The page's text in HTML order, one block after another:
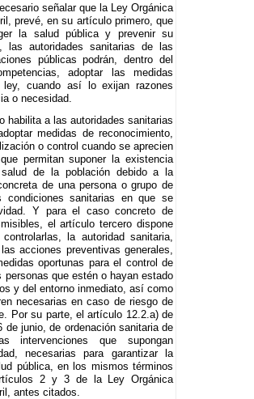
señalar que la Ley Orgánica
prevé, en su artículo primero, que
la salud pública y prevenir su
las autoridades sanitarias de las
públicas podrán, dentro del
adoptar las medidas
cuando así lo exijan razones
o necesidad.
habilita a las autoridades sanitarias
medidas de reconocimiento,
o control cuando se aprecien
permitan suponer la existencia
de la población debido a la
de una persona o grupo de
condiciones sanitarias en que se
Y para el caso concreto de
el artículo tercero dispone
la autoridad sanitaria,
acciones preventivas generales,
oportunas para el control de
personas que estén o hayan estado
y del entorno inmediato, así como
necesarias en caso de riesgo de
Por su parte, el artículo 12.2.a) de
de junio, de ordenación sanitaria de
intervenciones que supongan
necesarias para garantizar la
pública, en los mismos términos
2 y 3 de la Ley Orgánica
antes citados.